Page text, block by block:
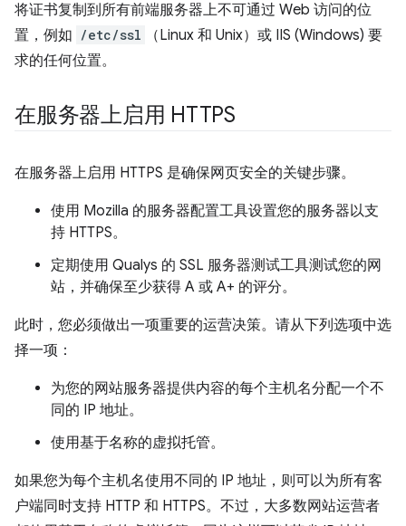
将证书复制到所有前端服务器上不可通过 Web 访问的位
置，例如 /etc/ssl
（Linux 和 Unix）或 IIS (Windows) 要
求的任何位置。
在服务器上启用 HTTPS
在服务器上启用 HTTPS 是确保网页安全的关键步骤。
使用 Mozilla 的服务器配置工具设置您的服务器以支
持 HTTPS。
定期使用 Qualys 的 SSL 服务器测试工具测试您的网
站，并确保至少获得 A 或 A+ 的评分。
此时，您必须做出一项重要的运营决策。请从下列选项中选
择一项：
为您的网站服务器提供内容的每个主机名分配一个不
同的 IP 地址。
使用基于名称的虚拟托管。
如果您为每个主机名使用不同的 IP 地址，则可以为所有客
户端同时支持 HTTP 和 HTTPS。不过，大多数网站运营者